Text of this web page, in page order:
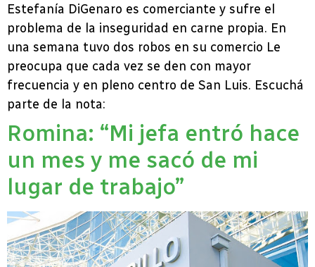
Estefanía DiGenaro es comerciante y sufre el
problema de la inseguridad en carne propia. En
una semana tuvo dos robos en su comercio Le
preocupa que cada vez se den con mayor
frecuencia y en pleno centro de San Luis. Escuchá
parte de la nota:
Romina: “Mi jefa entró hace
un mes y me sacó de mi
lugar de trabajo”